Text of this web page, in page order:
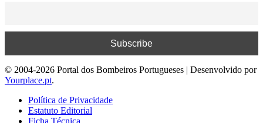
© 2004-2026 Portal dos Bombeiros Portugueses | Desenvolvido por
Yourplace.pt.
Política de Privacidade
Estatuto Editorial
Ficha Técnica